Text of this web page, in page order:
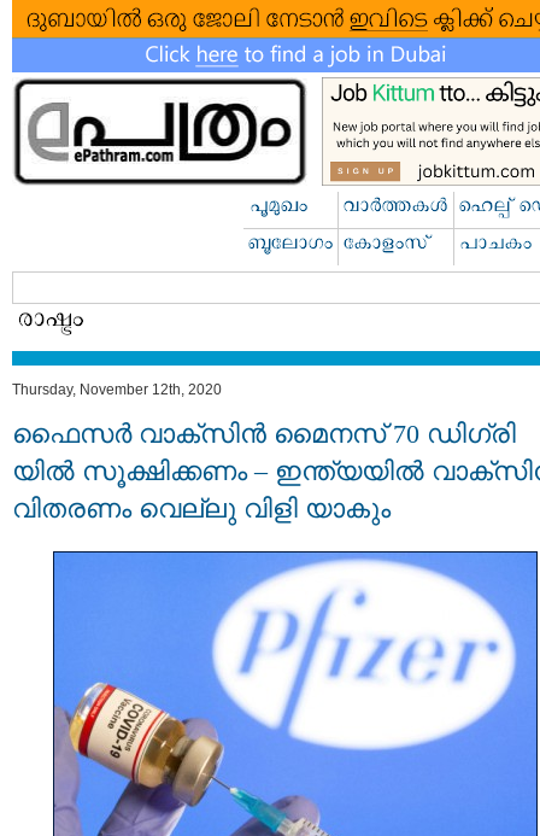
Thursday, November 12th, 2020
ഫൈസർ വാക്സിൻ മൈനസ് 70 ഡിഗ്രി
യില്‍ സൂക്ഷിക്കണം – ഇന്ത്യയില്‍
വിതരണം വെല്ലു വിളി യാകും